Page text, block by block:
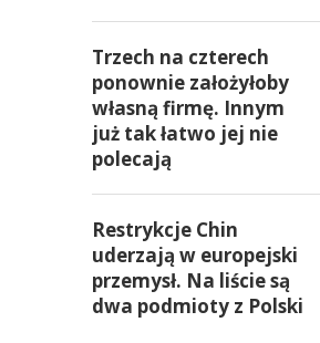
Trzech na czterech
ponownie założyłoby
własną firmę. Innym
już tak łatwo jej nie
polecają
Restrykcje Chin
uderzają w europejski
przemysł. Na liście są
dwa podmioty z Polski